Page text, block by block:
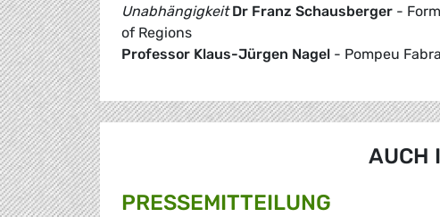
Unabhängigkeit Dr Franz Schausberger -
of Regions
Professor Klaus-Jürgen Nagel - Pompeu
AUCH
PRESSE­MITTEILUNG